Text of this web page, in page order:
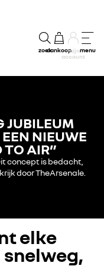
zoekaankoopmijn
account
menu
JUBILEUM
NIEUWE
TO AIR”
concept is bedacht,
door TheArsenale.
elke